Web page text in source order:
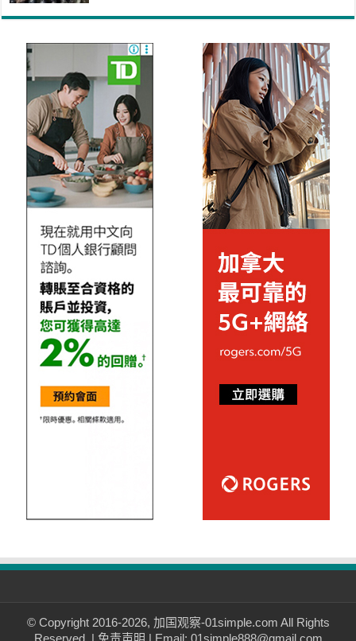
© Copyright 2016-2026, 加国观察-01simple.com All Rights
Reserved. | 免责声明 | Email: 01simple888@gmail.com